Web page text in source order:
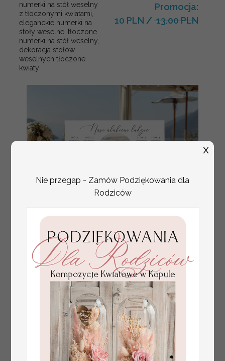
numerki na stół weselny
z tłoczonymi kwiatami,
eleganckie numerki na
stoły weselne, tłoczone
numerki na stół weselny,
dekoracja stołów
weselnych tłoczone
kwiaty
Promocja:
10 PLN / 13.00 PLN
plan stołów
weselnych
usadzenie gości na
weselu, tablica
informacyjna dla
gości weselnych,
plan stołów na
weselu ze zdjęciem
Pary Młodej, plan
usadzenia gości
weselnych
Promocja:
100 PLN/125.00 PLN
Nie przegap - Zamów Podziękowania dla
Rodziców
X